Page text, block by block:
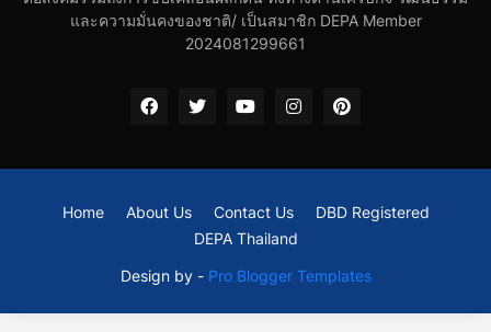
และความมั่นคงของชาติ/ เป็นสมาชิก DEPA Member
2024081299661
Design by - Pro Blogger Templates
Home About Us Contact Us
DBD Registered
DEPA Thailand